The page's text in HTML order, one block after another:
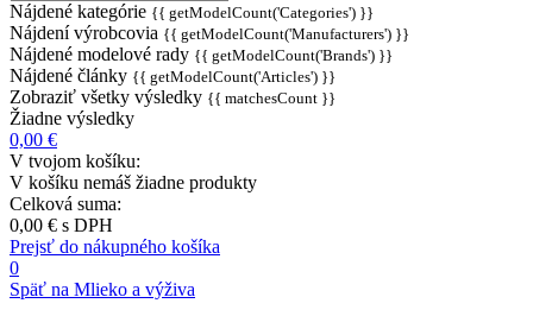
Nájdené kategórie {{ getModelCount('Categories') }}
Nájdení výrobcovia {{ getModelCount('Manufacturers') }}
Nájdené modelové rady {{ getModelCount('Brands') }}
Nájdené články {{ getModelCount('Articles') }}
Zobraziť všetky výsledky {{ matchesCount }}
Žiadne výsledky
0,00 €
V tvojom košíku:
V košíku nemáš žiadne produkty
Celková suma:
0,00 € s DPH
Prejsť do nákupného košíka
0
Späť na Mlieko a výživa